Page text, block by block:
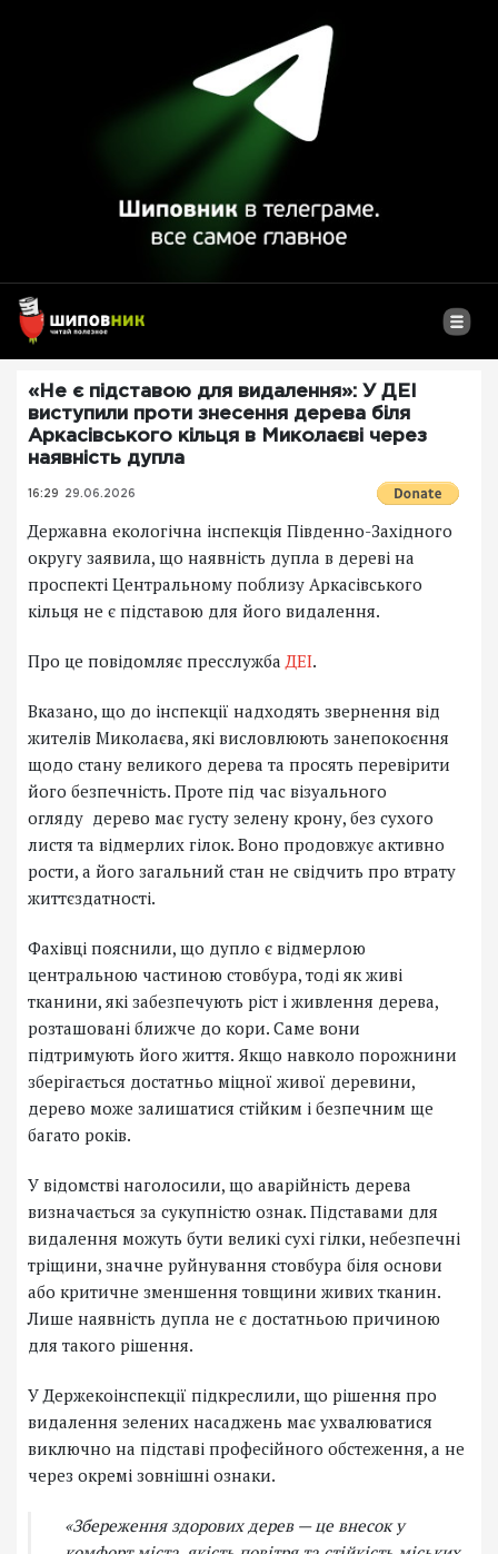
«Не є підставою для видалення»: У ДЕІ
виступили проти знесення дерева біля
Аркасівського кільця в Миколаєві через
наявність дупла
16:29 29.06.2026
Державна екологічна інспекція Південно-Західного
округу заявила, що наявність дупла в дереві на
проспекті Центральному поблизу Аркасівського
кільця не є підставою для його видалення.
Про це повідомляє пресслужбаДЕІ.
Вказано, що до інспекції надходять звернення від
жителів Миколаєва, які висловлюють занепокоєння
щодо стану великого дерева та просять перевірити
його безпечність. Проте під час візуального
огляду дерево має густу зелену крону, без сухого
листя та відмерлих гілок. Воно продовжує активно
рости, а його загальний стан не свідчить про втрату
життєздатності.
Фахівці пояснили, що дупло є відмерлою
центральною частиною стовбура, тоді як живі
тканини, які забезпечують ріст і живлення дерева,
розташовані ближче до кори. Саме вони
підтримують його життя. Якщо навколо порожнини
зберігається достатньо міцної живої деревини,
дерево може залишатися стійким і безпечним ще
багато років.
У відомстві наголосили, що аварійність дерева
визначається за сукупністю ознак. Підставами для
видалення можуть бути великі сухі гілки, небезпечні
тріщини, значне руйнування стовбура біля основи
або критичне зменшення товщини живих тканин.
Лише наявність дупла не є достатньою причиною
для такого рішення.
У Держекоінспекції підкреслили, що рішення про
видалення зелених насаджень має ухвалюватися
виключно на підставі професійного обстеження, а не
через окремі зовнішні ознаки.
«Збереження здорових дерев — це внесок у